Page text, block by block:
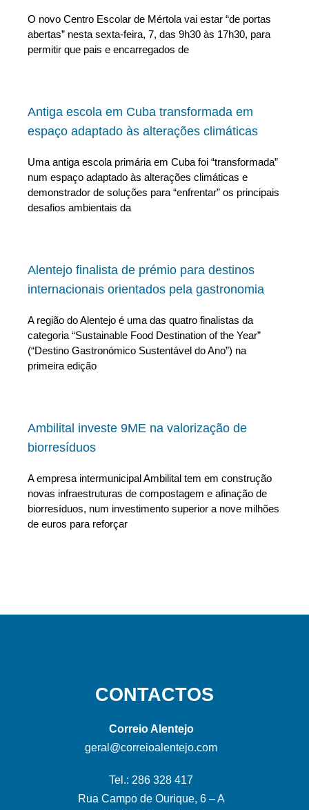
O novo Centro Escolar de Mértola vai estar “de portas
abertas” nesta sexta-feira, 7, das 9h30 às 17h30, para
permitir que pais e encarregados de
Antiga escola em Cuba transformada em
espaço adaptado às alterações climáticas
Uma antiga escola primária em Cuba foi “transformada”
num espaço adaptado às alterações climáticas e
demonstrador de soluções para “enfrentar” os principais
desafios ambientais da
Alentejo finalista de prémio para destinos
internacionais orientados pela gastronomia
A região do Alentejo é uma das quatro finalistas da
categoria “Sustainable Food Destination of the Year”
(“Destino Gastronómico Sustentável do Ano”) na
primeira edição
Ambilital investe 9ME na valorização de
biorresíduos
A empresa intermunicipal Ambilital tem em construção
novas infraestruturas de compostagem e afinação de
biorresíduos, num investimento superior a nove milhões
de euros para reforçar
CONTACTOS
Correio Alentejo
geral@correioalentejo.com
Tel.: 286 328 417
Rua Campo de Ourique, 6 – A